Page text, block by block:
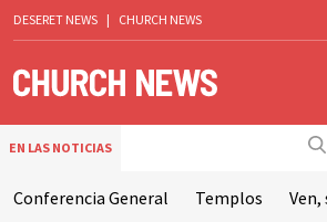
DESERET NEWS | CHURCH NEWS
EN LAS NOTICIAS
Conferencia General Templos Ven,